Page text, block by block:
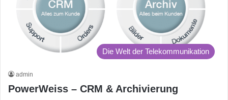
Die Welt der Telekommunikation
admin
PowerWeiss – CRM & Archivierung